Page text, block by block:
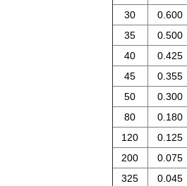
30
0.600
35
0.500
40
0.425
45
0.355
50
0.300
80
0.180
120
0.125
200
0.075
325
0.045